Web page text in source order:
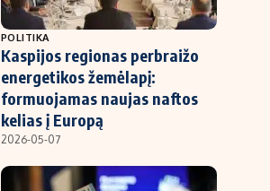
POLITIKA
Kaspijos regionas perbraižo
energetikos žemėlapį:
formuojamas naujas naftos
kelias į Europą
2026-05-07